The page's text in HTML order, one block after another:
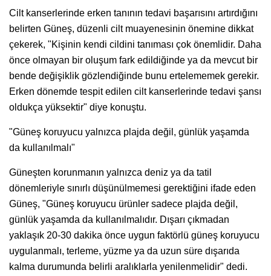
Cilt kanserlerinde erken tanının tedavi başarısını artırdığını
belirten Güneş, düzenli cilt muayenesinin önemine dikkat
çekerek, "Kişinin kendi cildini tanıması çok önemlidir. Daha
önce olmayan bir oluşum fark edildiğinde ya da mevcut bir
bende değişiklik gözlendiğinde bunu ertelememek gerekir.
Erken dönemde tespit edilen cilt kanserlerinde tedavi şansı
oldukça yüksektir" diye konuştu.
"Güneş koruyucu yalnızca plajda değil, günlük yaşamda
da kullanılmalı"
Güneşten korunmanın yalnızca deniz ya da tatil
dönemleriyle sınırlı düşünülmemesi gerektiğini ifade eden
Güneş, "Güneş koruyucu ürünler sadece plajda değil,
günlük yaşamda da kullanılmalıdır. Dışarı çıkmadan
yaklaşık 20-30 dakika önce uygun faktörlü güneş koruyucu
uygulanmalı, terleme, yüzme ya da uzun süre dışarıda
kalma durumunda belirli aralıklarla yenilenmelidir" dedi.